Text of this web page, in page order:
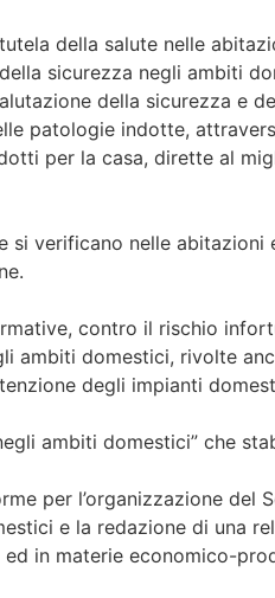
della salute nelle
sicurezza negli ambiti
della sicurezza e
patologie indotte,
per la casa, dirette al
si verificano nelle abitazioni
contro il rischio
ambiti domestici, rivolte
degli impianti
ambiti domestici” che
per l’organizzazione del
e la redazione di una
in materie economico-